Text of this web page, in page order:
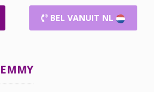
BEL VANUIT NL
EMMY